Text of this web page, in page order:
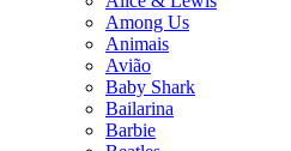
Among Us
Animais
Avião
Baby Shark
Bailarina
Barbie